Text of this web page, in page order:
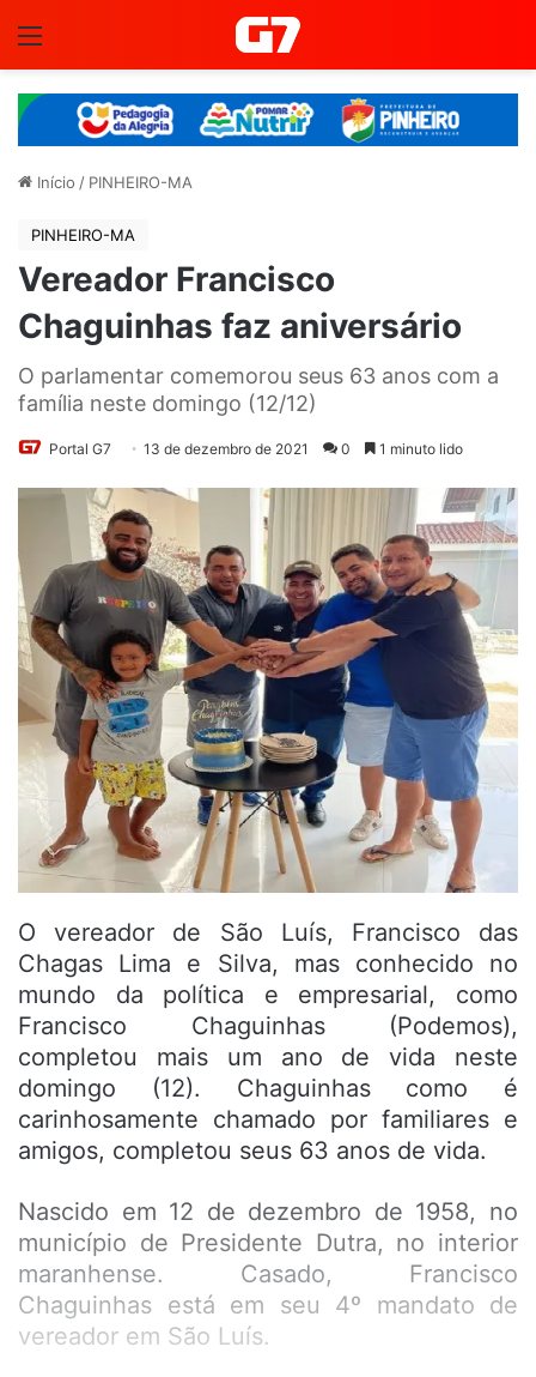
Início / PINHEIRO-MA
PINHEIRO-MA
Vereador Francisco
Chaguinhas faz aniversário
O parlamentar comemorou seus 63 anos com a
família neste domingo (12/12)
Portal G7 13 de dezembro de 2021 0 1 minuto lido
O vereador de São Luís, Francisco das
Chagas Lima e Silva, mas conhecido no
mundo da política e empresarial, como
Francisco Chaguinhas (Podemos),
completou mais um ano de vida neste
domingo (12). Chaguinhas como é
carinhosamente chamado por familiares e
amigos, completou seus 63 anos de vida.
Nascido em 12 de dezembro de 1958, no
município de Presidente Dutra, no interior
maranhense. Casado, Francisco
Chaguinhas está em seu 4º mandato de
vereador em São Luís.